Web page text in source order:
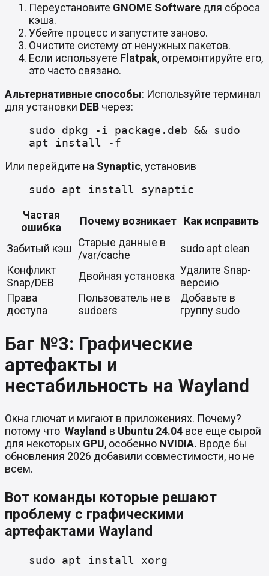
Переустановите GNOME Software для сброса
кэша.
Убейте процесс и запустите заново.
Очистите систему от ненужных пакетов.
Если используете Flatpak, отремонтируйте его,
это часто связано.
Альтернативные способы: Используйте терминал
для установки DEB через:
sudo dpkg -i package.deb && sudo
apt install -f
Или перейдите на Synaptic, установив
sudo apt install synaptic
Частая
ошибка
Почему возникает Как исправить
Забитый кэш Старые данные в
/var/cache
sudo apt clean
Конфликт
Snap/DEB
Двойная установка Удалите Snap-
версию
Права
доступа
Пользователь не в
sudoers
Добавьте в
группу sudo
Баг №3: Графические
артефакты и
нестабильность на Wayland
Окна глючат и мигают в приложениях. Почему?
потому что Wayland в Ubuntu 24.04 все еще сырой
для некоторых GPU, особенно NVIDIA. Вроде бы
обновления 2026 добавили совместимости, но не
всем.
Вот команды которые решают
проблему с графическими
артефактами Wayland
sudo apt install xorg